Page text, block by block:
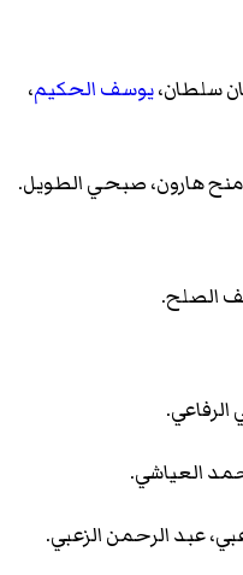
سلطان،يوسف الحكيم،
هارون، صبحي الطويل.
الصلح.
العياشي.
عبد الرحمن الزعبي.